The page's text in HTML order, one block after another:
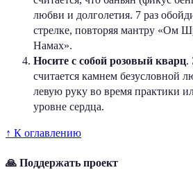
любви и долголетия. 7 раз
стрелке, повторяя мантру «Ом
Намах».
Носите с собой розовый кварц.
считается камнем безусловной
левую руку во время практики
уровне сердца.
↑ К оглавлению
🙏 Поддержать проект